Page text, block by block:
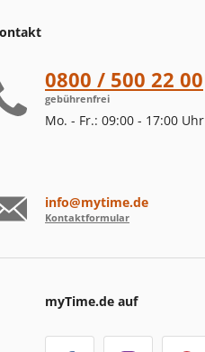
0800 / 500 22 00
gebührenfrei
Mo. - Fr.: 09:00 - 17:00 Uhr
info@mytime.de
Kontaktformular
myTime.de auf